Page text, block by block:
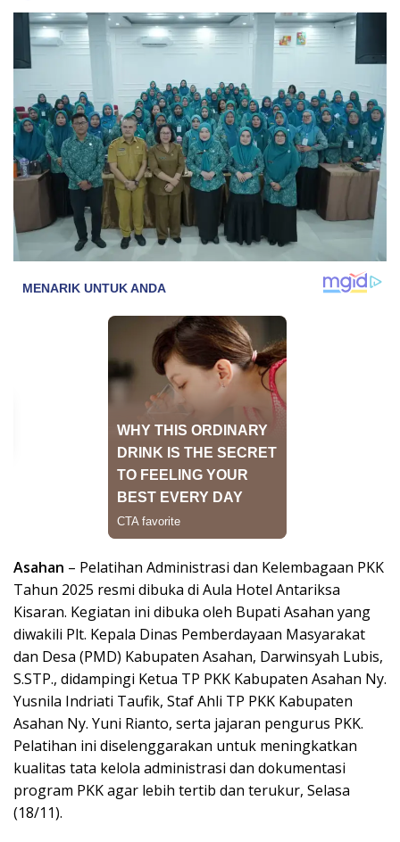
Asahan – Pelatihan Administrasi dan Kelembagaan PKK
Tahun 2025 resmi dibuka di Aula Hotel Antariksa
Kisaran. Kegiatan ini dibuka oleh Bupati Asahan yang
diwakili Plt. Kepala Dinas Pemberdayaan Masyarakat
dan Desa (PMD) Kabupaten Asahan, Darwinsyah Lubis,
S.STP., didampingi Ketua TP PKK Kabupaten Asahan Ny.
Yusnila Indriati Taufik, Staf Ahli TP PKK Kabupaten
Asahan Ny. Yuni Rianto, serta jajaran pengurus PKK.
Pelatihan ini diselenggarakan untuk meningkatkan
kualitas tata kelola administrasi dan dokumentasi
program PKK agar lebih tertib dan terukur, Selasa
(18/11).